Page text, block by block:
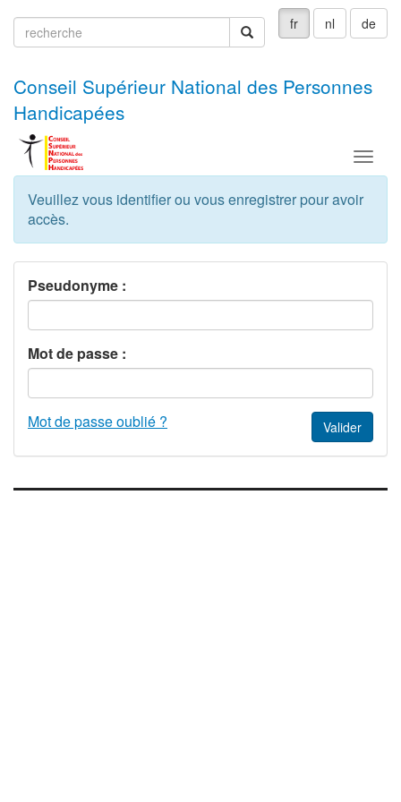
fr nl de
recherche
Conseil Supérieur National des Personnes
Handicapées
Menu
Veuillez vous identifier ou vous enregistrer pour avoir
accès.
Pseudonyme :
Mot de passe :
Mot de passe oublié ?